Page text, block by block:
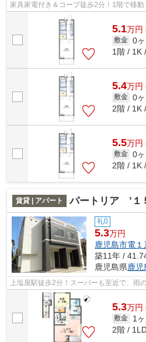
家具家電付き＆コープ徒歩2分！1階で移
5.1万円
敷金 0ヶ
1階 / 1K
5.4万円
敷金 0ヶ
2階 / 1K
5.5万円
敷金 0ヶ
2階 / 1K
賃貸 | アパート パートリア ’１
礼0
5.3万円
鹿児島市電１
築11年 /
鹿児島県鹿
上塩屋駅徒歩2分！スーパーも至近で、雨
5.3万円
敷金 1ヶ
2階 /